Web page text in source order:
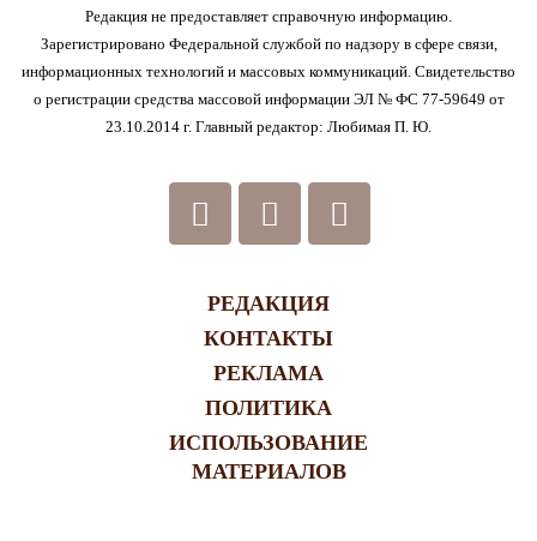
Редакция не предоставляет справочную информацию.
Зарегистрировано Федеральной службой по надзору в сфере связи,
информационных технологий и массовых коммуникаций. Свидетельство
о регистрации средства массовой информации ЭЛ № ФС 77-59649 от
23.10.2014 г. Главный редактор: Любимая П. Ю.
РЕДАКЦИЯ
КОНТАКТЫ
РЕКЛАМА
ПОЛИТИКА
ИСПОЛЬЗОВАНИЕ
МАТЕРИАЛОВ